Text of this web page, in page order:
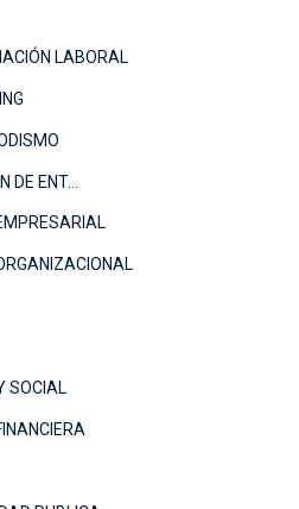
LABORAL
DE ENT...
SOCIAL